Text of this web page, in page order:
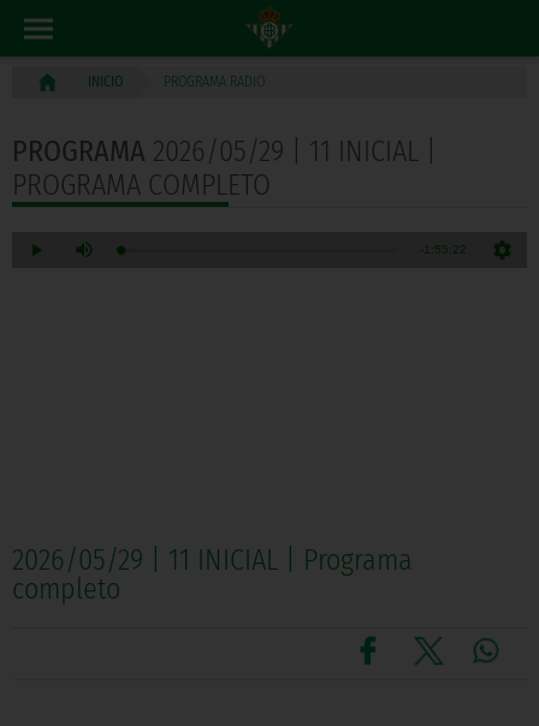
INICIO PROGRAMA RADIO
PROGRAMA 2026/05/29 | 11 INICIAL |
PROGRAMA COMPLETO
2026/05/29 | 11 INICIAL | Programa
completo